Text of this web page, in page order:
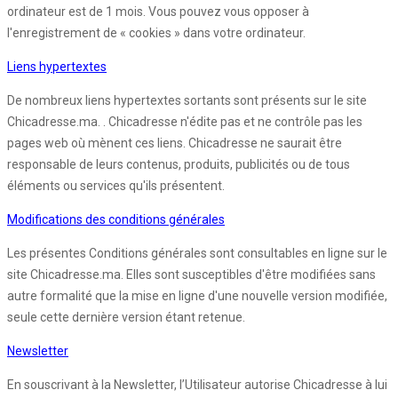
ordinateur est de 1 mois. Vous pouvez vous opposer à
l'enregistrement de « cookies » dans votre ordinateur.
Liens hypertextes
De nombreux liens hypertextes sortants sont présents sur le site
Chicadresse.ma. . Chicadresse n'édite pas et ne contrôle pas les
pages web où mènent ces liens. Chicadresse ne saurait être
responsable de leurs contenus, produits, publicités ou de tous
éléments ou services qu'ils présentent.
Modifications des conditions générales
Les présentes Conditions générales sont consultables en ligne sur le
site Chicadresse.ma. Elles sont susceptibles d'être modifiées sans
autre formalité que la mise en ligne d'une nouvelle version modifiée,
seule cette dernière version étant retenue.
Newsletter
En souscrivant à la Newsletter, l’Utilisateur autorise Chicadresse à lui